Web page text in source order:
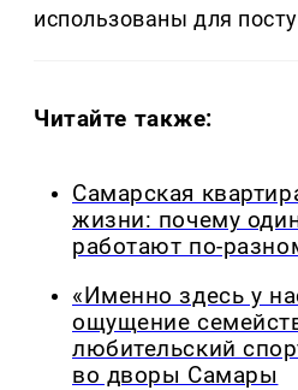
использованы для
Читайте также:
Самарская
жизни: почему
работают по-
«Именно здесь у
ощущение
любительский
во дворы Самары